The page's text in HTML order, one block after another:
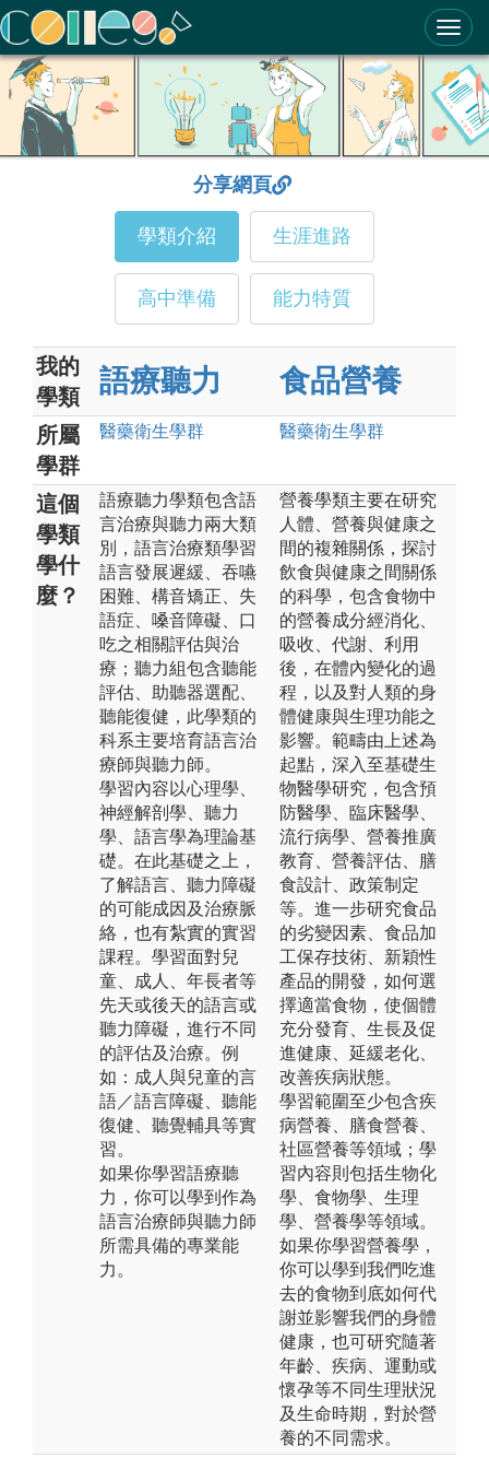
ColleGo! 大學選才與高中育才輔助系統
分享網頁
學類介紹 生涯進路
高中準備 能力特質
我的
學類
語療聽力 食品營養
所屬
學群
醫藥衛生學群 醫藥衛生學群
這個
學類
學什
麼？
語療聽力學類包含語
言治療與聽力兩大類
別，語言治療類學習
語言發展遲緩、吞嚥
困難、構音矯正、失
語症、嗓音障礙、口
吃之相關評估與治
療；聽力組包含聽能
評估、助聽器選配、
聽能復健，此學類的
科系主要培育語言治
療師與聽力師。
學習內容以心理學、
神經解剖學、聽力
學、語言學為理論基
礎。在此基礎之上，
了解語言、聽力障礙
的可能成因及治療脈
絡，也有紮實的實習
課程。學習面對兒
童、成人、年長者等
先天或後天的語言或
聽力障礙，進行不同
的評估及治療。例
如：成人與兒童的言
語／語言障礙、聽能
復健、聽覺輔具等實
習。
如果你學習語療聽
力，你可以學到作為
語言治療師與聽力師
所需具備的專業能
力。
營養學類主要在研究
人體、營養與健康之
間的複雜關係，探討
飲食與健康之間關係
的科學，包含食物中
的營養成分經消化、
吸收、代謝、利用
後，在體內變化的過
程，以及對人類的身
體健康與生理功能之
影響。範疇由上述為
起點，深入至基礎生
物醫學研究，包含預
防醫學、臨床醫學、
流行病學、營養推廣
教育、營養評估、膳
食設計、政策制定
等。進一步研究食品
的劣變因素、食品加
工保存技術、新穎性
產品的開發，如何選
擇適當食物，使個體
充分發育、生長及促
進健康、延緩老化、
改善疾病狀態。
學習範圍至少包含疾
病營養、膳食營養、
社區營養等領域；學
習內容則包括生物化
學、食物學、生理
學、營養學等領域。
如果你學習營養學，
你可以學到我們吃進
去的食物到底如何代
謝並影響我們的身體
健康，也可研究隨著
年齡、疾病、運動或
懷孕等不同生理狀況
及生命時期，對於營
養的不同需求。